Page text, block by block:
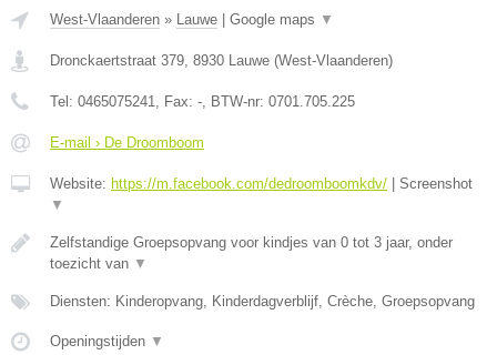
West-Vlaanderen » Lauwe Google maps ▼
Dronckaertstraat 379, 8930 Lauwe (West-Vlaanderen)
Tel: 0465075241, Fax: -, BTW-nr: 0701.705.225
E-mail › De Droomboom
Website: https://m.facebook.com/dedroomboomkdv/
Screenshot
▼
Zelfstandige Groepsopvang voor kindjes van 0 tot 3 jaar, onder
toezicht van ▼
Diensten: Kinderopvang, Kinderdagverblijf, Crèche, Groepsopvang
Openingstijden ▼